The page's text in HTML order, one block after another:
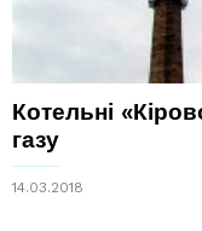
Котельні
газу
14.03.2018